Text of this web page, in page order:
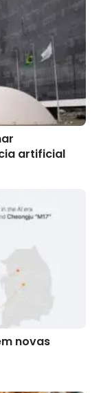
artificial
novas